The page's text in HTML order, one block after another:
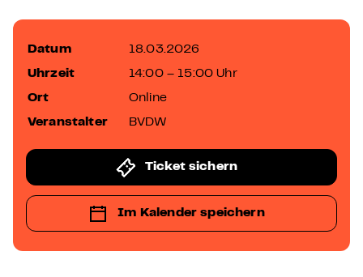
Datum 18.03.2026
Uhrzeit 14:00 – 15:00 Uhr
Ort Online
Veranstalter BVDW
Ticket sichern
Im Kalender speichern